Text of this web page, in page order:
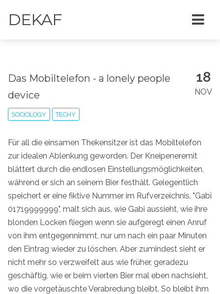
DEKAF
18
NOV
Das Mobiltelefon - a lonely people
device
SOCIOLOGY TECHY
Für all die einsamen Thekensitzer ist das Mobiltelefon
zur idealen Ablenkung geworden. Der Kneipeneremit
blättert durch die endlosen Einstellungsmöglichkeiten,
während er sich an seinem Bier festhält. Gelegentlich
speichert er eine fiktive Nummer im Rufverzeichnis, "Gabi
01719999999", malt sich aus, wie Gabi aussieht, wie ihre
blonden Locken fliegen wenn sie aufgeregt einen Anruf
von ihm entgegennimmt, nur um nach ein paar Minuten
den Eintrag wieder zu löschen. Aber zumindest sieht er
nicht mehr so verzweifelt aus wie früher, geradezu
geschäftig, wie er beim vierten Bier mal eben nachsieht,
wo die vorgetäuschte Verabredung bleibt. So bleibt ihm